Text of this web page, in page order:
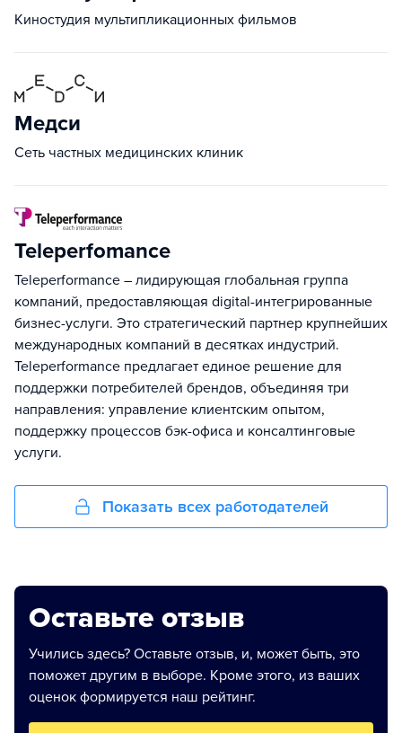
Киностудия мультипликационных фильмов
Медси
Сеть частных медицинских клиник
Teleperfomance
Teleperformance – лидирующая глобальная группа
компаний, предоставляющая digital-интегрированные
бизнес-услуги. Это стратегический партнер крупнейших
международных компаний в десятках индустрий.
Teleperformance предлагает единое решение для
поддержки потребителей брендов, объединяя три
направления: управление клиентским опытом,
поддержку процессов бэк-офиса и консалтинговые
услуги.
Показать всех работодателей
Оставьте отзыв
Учились здесь? Оставьте отзыв, и, может быть, это
поможет другим в выборе. Кроме этого, из ваших
оценок формируется наш рейтинг.